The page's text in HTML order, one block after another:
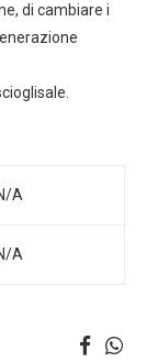
di cambiare i
A
A